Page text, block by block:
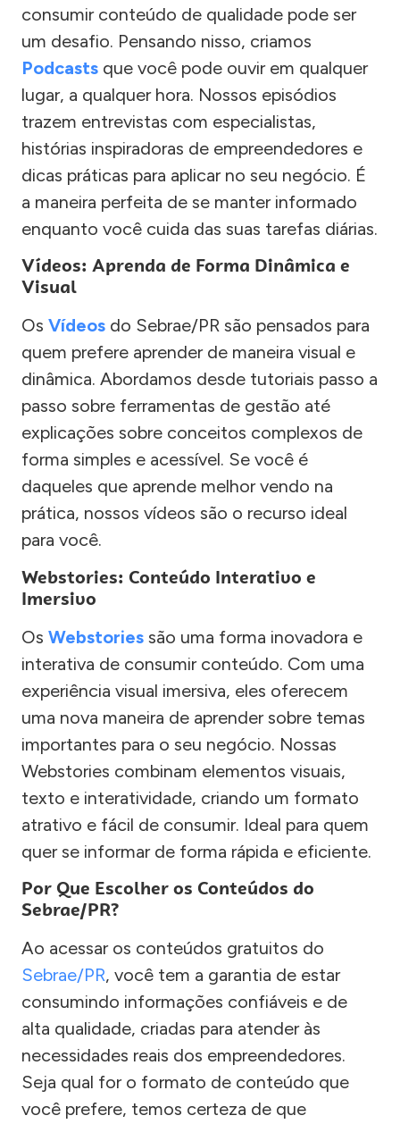
consumir conteúdo de qualidade pode ser
um desafio. Pensando nisso, criamos
Podcasts que você pode ouvir em qualquer
lugar, a qualquer hora. Nossos episódios
trazem entrevistas com especialistas,
histórias inspiradoras de empreendedores e
dicas práticas para aplicar no seu negócio. É
a maneira perfeita de se manter informado
enquanto você cuida das suas tarefas diárias.
Vídeos: Aprenda de Forma Dinâmica e
Visual
Os Vídeos do Sebrae/PR são pensados para
quem prefere aprender de maneira visual e
dinâmica. Abordamos desde tutoriais passo a
passo sobre ferramentas de gestão até
explicações sobre conceitos complexos de
forma simples e acessível. Se você é
daqueles que aprende melhor vendo na
prática, nossos vídeos são o recurso ideal
para você.
Webstories: Conteúdo Interativo e
Imersivo
Os Webstories são uma forma inovadora e
interativa de consumir conteúdo. Com uma
experiência visual imersiva, eles oferecem
uma nova maneira de aprender sobre temas
importantes para o seu negócio. Nossas
Webstories combinam elementos visuais,
texto e interatividade, criando um formato
atrativo e fácil de consumir. Ideal para quem
quer se informar de forma rápida e eficiente.
Por Que Escolher os Conteúdos do
Sebrae/PR?
Ao acessar os conteúdos gratuitos do
Sebrae/PR, você tem a garantia de estar
consumindo informações confiáveis e de
alta qualidade, criadas para atender às
necessidades reais dos empreendedores.
Seja qual for o formato de conteúdo que
você prefere, temos certeza de que